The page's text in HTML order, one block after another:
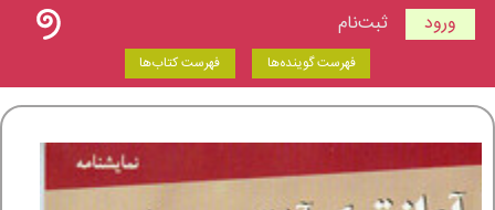
ورود ثبت‌نام
فهرست گوینده‌ها فهرست کتاب‌ها